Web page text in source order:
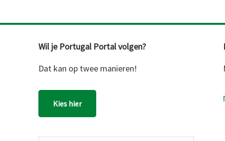
Wil je Portugal Portal volgen?
Dat kan op twee manieren!
Kies hier